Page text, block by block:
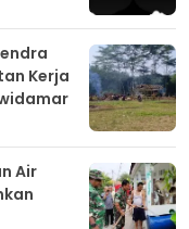
Kerja
Air